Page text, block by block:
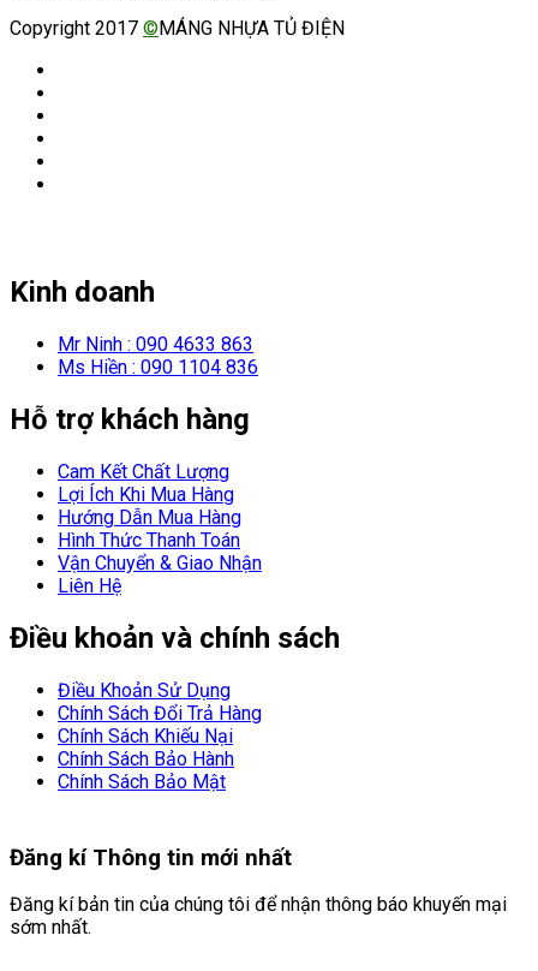
Copyright 2017 © MÁNG NHỰA TỦ ĐIỆN
Kinh doanh
Mr Ninh : 090 4633 863
Ms Hiền : 090 1104 836
Hỗ trợ khách hàng
Cam Kết Chất Lượng
Lợi Ích Khi Mua Hàng
Hướng Dẫn Mua Hàng
Hình Thức Thanh Toán
Vận Chuyển & Giao Nhận
Liên Hệ
Điều khoản và chính sách
Điều Khoản Sử Dụng
Chính Sách Đổi Trả Hàng
Chính Sách Khiếu Nại
Chính Sách Bảo Hành
Chính Sách Bảo Mật
Đăng kíThông tin mới nhất
Đăng kí bản tin của chúng tôi để nhận thông báo khuyến mại
sớm nhất.